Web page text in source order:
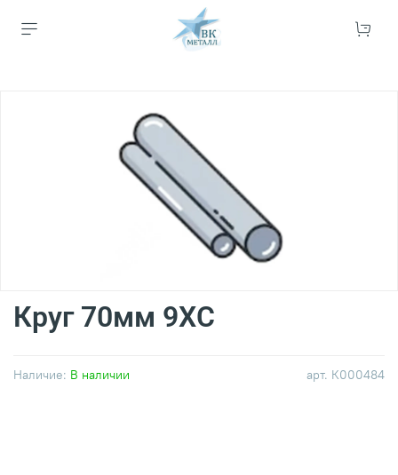
арт. К000484
Наличие: В наличии
Круг 70мм 9ХС